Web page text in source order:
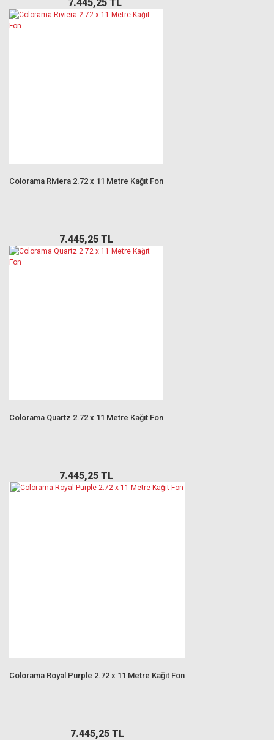
7.445,25 TL
Colorama Riviera 2.72 x 11 Metre Kağıt Fon
7.445,25 TL
Colorama Quartz 2.72 x 11 Metre Kağıt Fon
7.445,25 TL
Colorama Royal Purple 2.72 x 11 Metre Kağıt Fon
7.445,25 TL